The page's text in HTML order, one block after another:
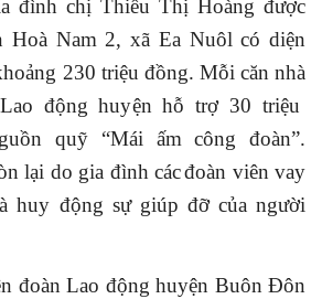
đình chị Thiều Thị Hoàng được
Hoà Nam 2, xã Ea Nuôl có diện
230 triệu đồng. Mỗi căn nhà
động huyện hỗtrợ 30 triệu
quỹ “Mái ấm công đoàn”.
lại do gia đình cácđoàn viênvay
huy động sự giúp đỡcủa người
đoàn Lao động huyện Buôn Đôn